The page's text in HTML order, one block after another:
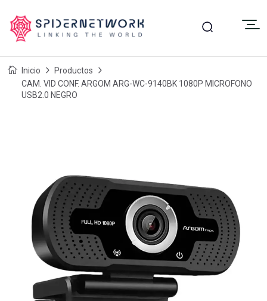
Inicio
Productos
CAM. VID CONF. ARGOM ARG-WC-9140BK 1080P MICROFONO
USB2.0 NEGRO